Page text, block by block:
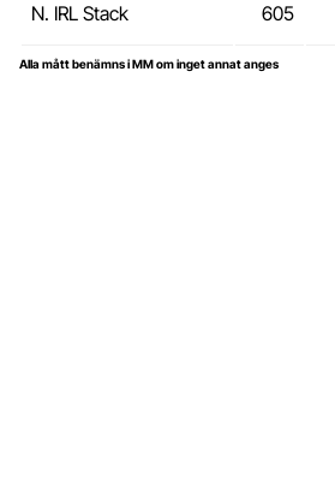
N. IRL Stack 605
Alla mått benämns i MM om inget annat anges